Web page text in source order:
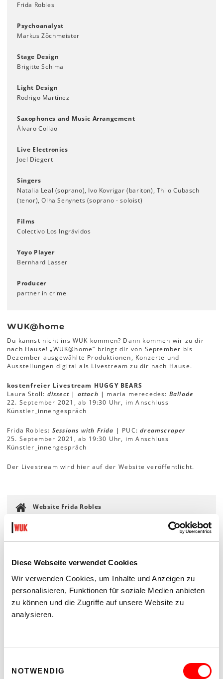
Diese Webseite verwendet Cookies
Wir verwenden Cookies, um Inhalte und Anzeigen zu
personalisieren, Funktionen für soziale Medien anbieten
zu können und die Zugriffe auf unsere Website zu
analysieren.
NOTWENDIG
Frida Robles
Psychoanalyst
Markus Zöchmeister
Stage Design
Brigitte Schima
Light Design
Rodrigo Martínez
Saxophones and Music Arrangement
Álvaro Collao
Live Electronics
Joel Diegert
Singers
Natalia Leal (soprano), Ivo Kovrigar (bariton), Thilo Cubasch
(tenor), Olha Senynets (soprano - soloist)
Films
Colectivo Los Ingrávidos
Yoyo Player
Bernhard Lasser
Producer
partner in crime
WUK@home
Du kannst nicht ins WUK kommen? Dann kommen wir zu dir
nach Hause! „WUK@home“ bringt dir von September bis
Dezember ausgewählte Produktionen, Konzerte und
Ausstellungen digital als Livestream zu dir nach Hause.
kostenfreier Livestream HUGGY BEARS
Laura Stoll: dissect | attach | maria merecedes: Ballade
22. September 2021, ab 19:30 Uhr, im Anschluss
Künstler_innengespräch
Frida Robles: Sessions with Frida | PUC:dreamscraper
25. September 2021, ab 19:30 Uhr, im Anschluss
Künstler_innengespräch
Der Livestream wird hier auf der Website veröffentlicht.
Website Frida Robles